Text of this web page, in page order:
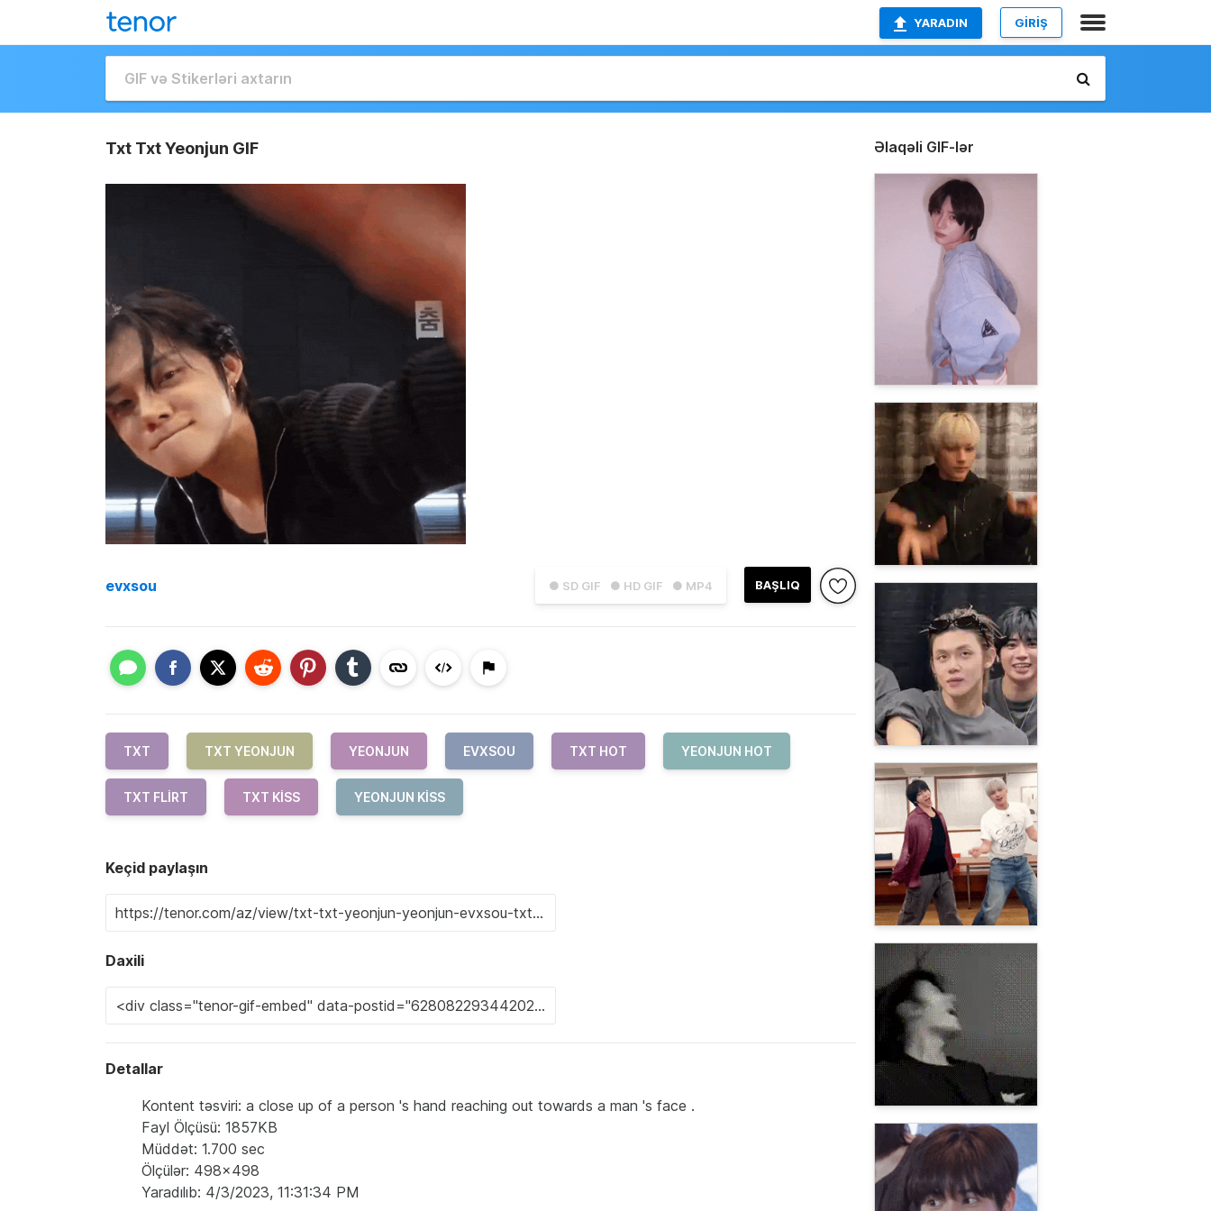
YARADIN GİRİŞ
Txt Txt Yeonjun GIF
● SD GIF ● HD GIF ● MP4 BAŞLIQ
evxsou
TXT TXT YEONJUN YEONJUN EVXSOU TXT HOT YEONJUN HOT
TXT FLIRT TXT KISS YEONJUN KISS
Keçid paylaşın
Daxili
Detallar
Kontent təsviri: a close up of a person 's hand reaching out towards a man 's face .
Fayl Ölçüsü: 1857KB
Müddət: 1.700 sec
Ölçülər: 498x498
Yaradılıb: 4/3/2023, 11:31:34 PM
Əlaqəli GIF-lər